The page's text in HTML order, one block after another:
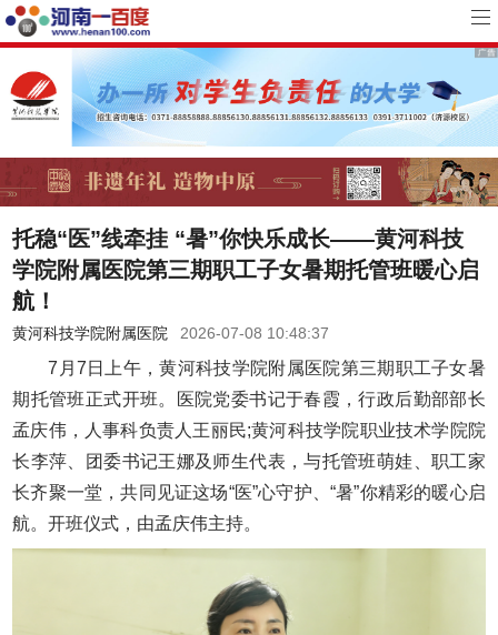
托稳“医”线牵挂 “暑”你快乐成长——黄河科技
学院附属医院第三期职工子女暑期托管班暖心启
航！
黄河科技学院附属医院 2026-07-08 10:48:37
7月7日上午，黄河科技学院附属医院第三期职工子女暑
期托管班正式开班。医院党委书记于春霞，行政后勤部部长
孟庆伟，人事科负责人王丽民;黄河科技学院职业技术学院院
长李萍、团委书记王娜及师生代表，与托管班萌娃、职工家
长齐聚一堂，共同见证这场“医”心守护、“暑”你精彩的暖心启
航。开班仪式，由孟庆伟主持。